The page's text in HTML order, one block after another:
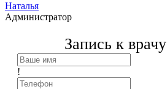
Наталья
Администратор
Запись к врачу
!